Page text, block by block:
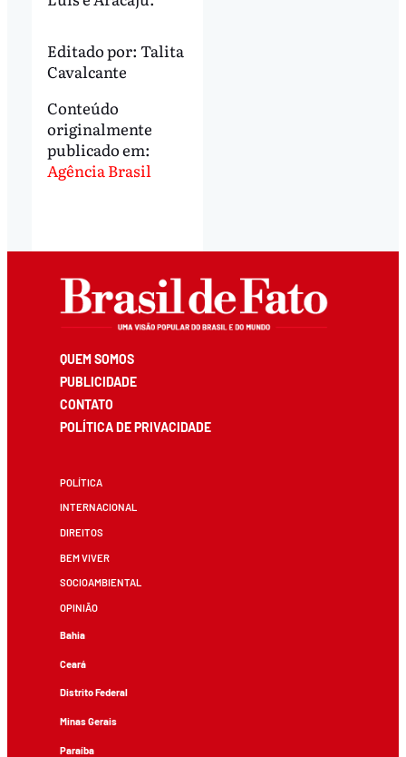
Editado por: Talita
Cavalcante
Conteúdo
originalmente
publicado em:
Agência Brasil
QUEM SOMOS
PUBLICIDADE
CONTATO
POLÍTICA DE PRIVACIDADE
POLÍTICA
INTERNACIONAL
DIREITOS
BEM VIVER
SOCIOAMBIENTAL
OPINIÃO
Bahia
Ceará
Distrito Federal
Minas Gerais
Paraíba